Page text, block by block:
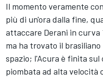
Il momento veramente
più di un'ora dalla fine,
attaccare Derani in curva
ma ha trovato il
spazio; l'Acura è finita sul
piombata ad alta velocità